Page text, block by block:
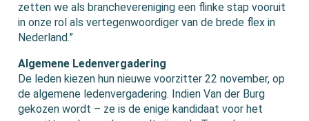
zetten we als branchevereniging een flinke stap vooruit
in onze rol als vertegenwoordiger van de brede flex in
Nederland.”
Algemene Ledenvergadering
De leden kiezen hun nieuwe voorzitter 22 november, op
de algemene ledenvergadering. Indien Van der Burg
gekozen wordt – ze is de enige kandidaat voor het